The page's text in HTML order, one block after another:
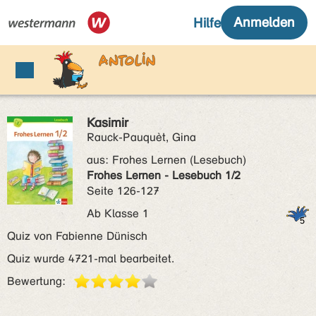
Kasimir
Rauck-Pauquèt, Gina
aus: Frohes Lernen (Lesebuch)
Frohes Lernen - Lesebuch 1/2
Seite 126-127
Ab Klasse 1
Quiz von Fabienne Dünisch
Quiz wurde 4721-mal bearbeitet.
Bewertung: